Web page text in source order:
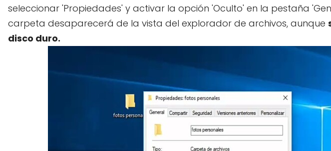
seleccionar 'Propiedades' y activar la opción 'Oculto' en la pestaña
carpeta desaparecerá de la vista del explorador de archivos, aunque
disco duro.